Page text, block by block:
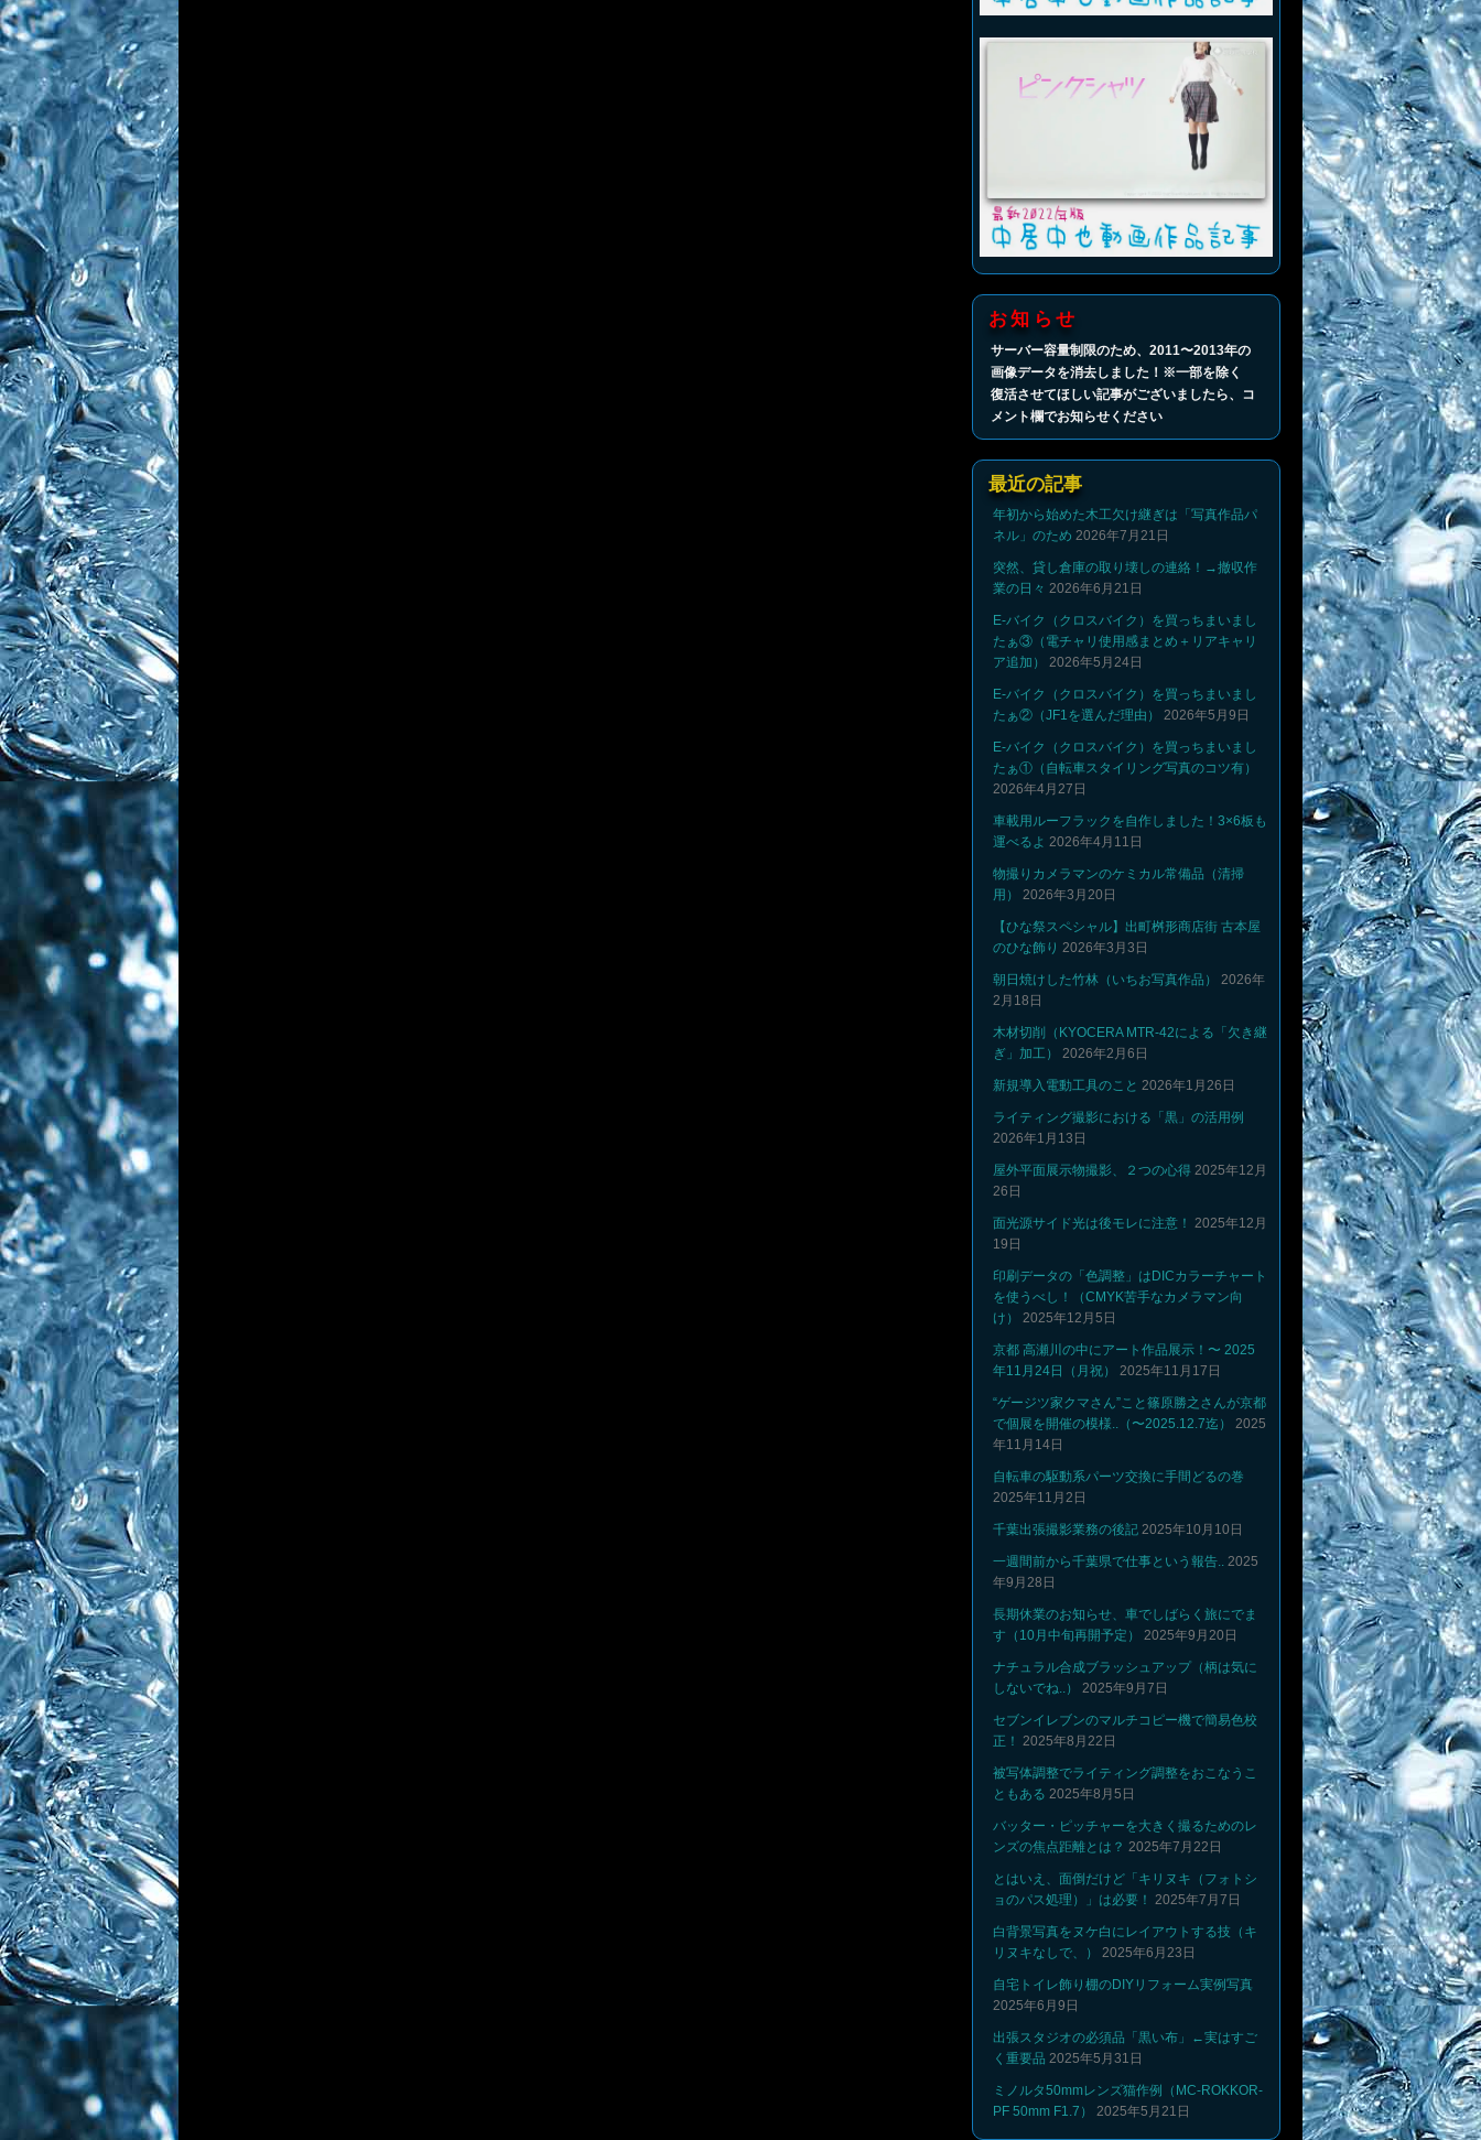
お知らせ
サーバー容量制限のため、2011〜2013年の
画像データを消去しました！※一部を除く
復活させてほしい記事がございましたら、コ
メント欄でお知らせください
最近の記事
年初から始めた木工欠け継ぎは「写真作品パ
ネル」のため 2026年7月21日
突然、貸し倉庫の取り壊しの連絡！→撤収作
業の日々 2026年6月21日
E-バイク（クロスバイク）を買っちまいまし
たぁ③（電チャリ使用感まとめ＋リアキャリ
ア追加）
2026年5月24日
E-バイク（クロスバイク）を買っちまいまし
たぁ②（JF1を選んだ理由）
2026年5月9日
E-バイク（クロスバイク）を買っちまいまし
たぁ①（自転車スタイリング写真のコツ有）
2026年4月27日
車載用ルーフラックを自作しました！3×6板も
運べるよ 2026年4月11日
物撮りカメラマンのケミカル常備品（清掃
用）
2026年3月20日
【ひな祭スペシャル】出町桝形商店街 古本屋
のひな飾り 2026年3月3日
朝日焼けした竹林（いちお写真作品）
2026年
2月18日
木材切削（KYOCERA MTR-42による「欠き継
ぎ」加工）
2026年2月6日
新規導入電動工具のこと 2026年1月26日
ライティング撮影における「黒」の活用例
2026年1月13日
屋外平面展示物撮影、２つの心得 2025年12月
26日
面光源サイド光は後モレに注意！ 2025年12月
19日
印刷データの「色調整」はDICカラーチャート
を使うべし！（CMYK苦手なカメラマン向
け）
2025年12月5日
京都 高瀬川の中にアート作品展示！〜 2025
年11月24日（月祝）
2025年11月17日
“ゲージツ家クマさん”こと篠原勝之さんが京都
で個展を開催の模様..（〜2025.12.7迄）
2025
年11月14日
自転車の駆動系パーツ交換に手間どるの巻
2025年11月2日
千葉出張撮影業務の後記 2025年10月10日
一週間前から千葉県で仕事という報告.. 2025
年9月28日
長期休業のお知らせ、車でしばらく旅にでま
す（10月中旬再開予定）
2025年9月20日
ナチュラル合成ブラッシュアップ（柄は気に
しないでね..）
2025年9月7日
セブンイレブンのマルチコピー機で簡易色校
正！ 2025年8月22日
被写体調整でライティング調整をおこなうこ
ともある 2025年8月5日
バッター・ピッチャーを大きく撮るためのレ
ンズの焦点距離とは？ 2025年7月22日
とはいえ、面倒だけど「キリヌキ（フォトシ
ョのパス処理）」は必要！ 2025年7月7日
白背景写真をヌケ白にレイアウトする技（キ
リヌキなしで、）
2025年6月23日
自宅トイレ飾り棚のDIYリフォーム実例写真
2025年6月9日
出張スタジオの必須品「黒い布」←実はすご
く重要品 2025年5月31日
ミノルタ50mmレンズ猫作例（MC-ROKKOR-
PF 50mm F1.7）
2025年5月21日